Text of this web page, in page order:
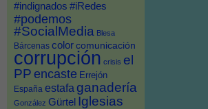
#indignados #iRedes
#podemos
#SocialMedia Blesa
Bárcenas color comunicación
corrupción crisis el
PP encaste Errejón
España estafa ganadería
González Gürtel Iglesias